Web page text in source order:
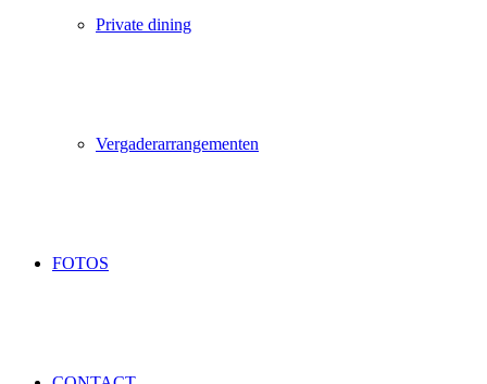
Private dining
Vergaderarrangementen
FOTOS